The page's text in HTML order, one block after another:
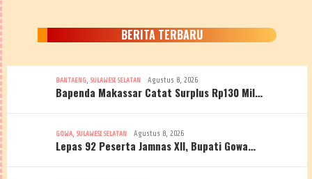
BERITA TERBARU
BANTAENG, SULAWESI SELATAN Agustus 8, 2026
Bapenda Makassar Catat Surplus Rp130 Mil…
GOWA, SULAWESI SELATAN Agustus 8, 2026
Lepas 92 Peserta Jamnas XII, Bupati Gowa…